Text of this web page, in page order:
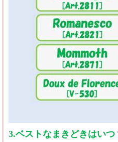
3.ベストなまきどきはいつ